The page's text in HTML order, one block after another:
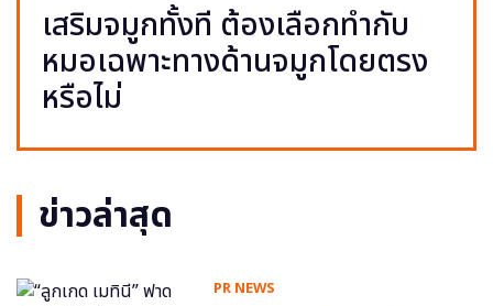
เสริมจมูกทั้งที ต้องเลือกทำกับ
หมอเฉพาะทางด้านจมูกโดยตรง
หรือไม่
ข่าวล่าสุด
PR NEWS